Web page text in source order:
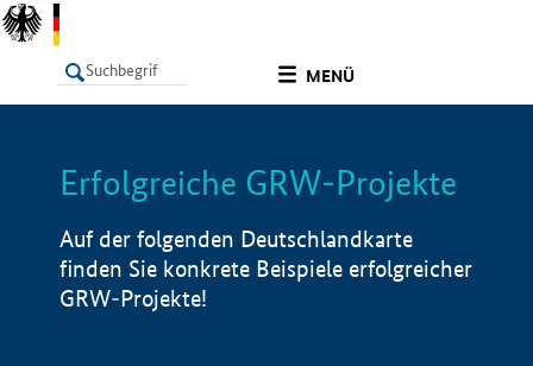
MENÜ
LISTE Info
Erfolgreiche GRW-Projekte
Auf der folgenden Deutschlandkarte
finden Sie konkrete Beispiele erfolgreicher
GRW-Projekte!